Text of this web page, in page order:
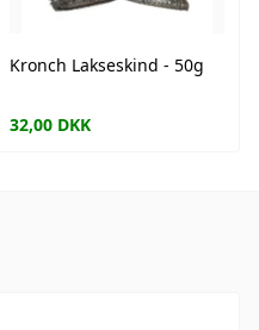
Kronch Lakseskind - 50g
32,00 DKK